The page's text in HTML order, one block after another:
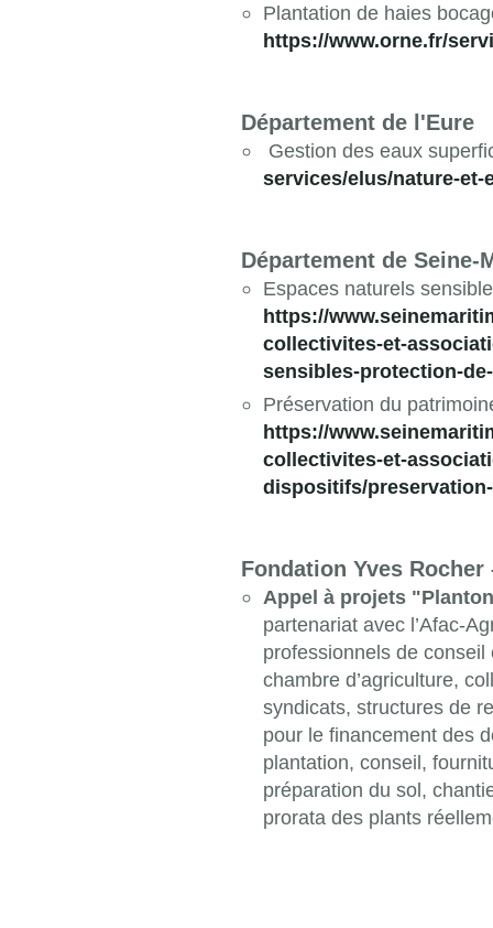
Plantation de haies
https://www.orne.fr/
Département de l'Eure
Gestion des eaux
services/elus/nature-
Département de Seine-
Espaces naturels
https://
collectivites-et-
sensibles-protection-
Préservation du
https://
collectivites-et-
dispositifs/
Fondation Yves
Appel à projets
partenariat avec l’Afac-
professionnels de conseil
chambre d’agriculture,
syndicats, structures de
pour le financement des
plantation, conseil,
préparation du sol,
prorata des plants